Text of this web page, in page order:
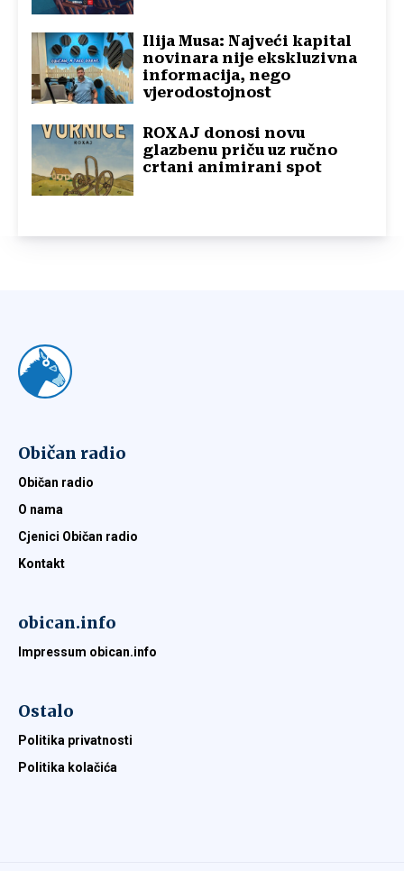
Ilija Musa: Najveći kapital
novinara nije ekskluzivna
informacija, nego
vjerodostojnost
ROXAJ donosi novu
glazbenu priču uz ručno
crtani animirani spot
Običan radio
Običan radio
O nama
Cjenici Običan radio
Kontakt
obican.info
Impressum obican.info
Ostalo
Politika privatnosti
Politika kolačića